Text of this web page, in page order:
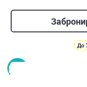
До